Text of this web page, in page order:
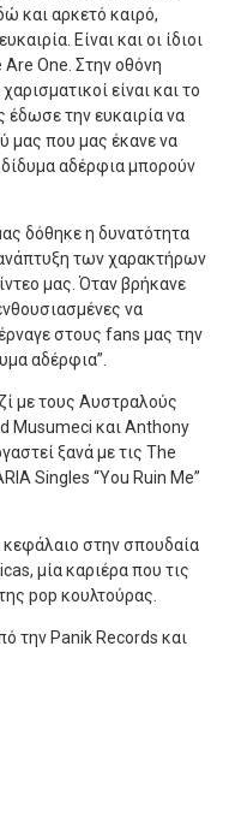
και αρκετό καιρό,
Είναι και οι ίδιοι
One. Στην οθόνη
είναι και το
έδωσε την ευκαιρία να
μας που μας έκανε να
αδέρφια μπορούν
δόθηκε η δυνατότητα
των χαρακτήρων
μας. Όταν βρήκανε
να
στους fans μας την
αδέρφια”.
με τους Αυστραλούς
Musumeci και Anthony
ξανά με τις The
Singles “You Ruin Me”
κεφάλαιο στην σπουδαία
μία καριέρα που τις
pop κουλτούρας.
την Panik Records και